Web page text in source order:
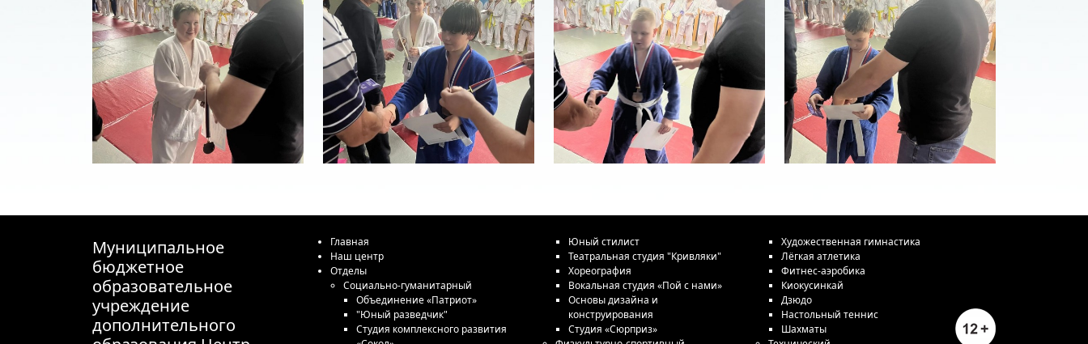
Муниципальное
бюджетное
образовательное
учреждение
дополнительного
Главная
Наш центр
Отделы
Социально-гуманитарный
Объединение «Патриот»
"Юный разведчик"
Студия комплексного развития
Юный стилист
Театральная студия "Кривляки"
Хореография
Вокальная студия «Пой с нами»
Основы дизайна и
конструирования
Студия «Сюрприз»
Художественная гимнастика
Лёгкая атлетика
Фитнес-аэробика
Киокусинкай
Дзюдо
Настольный теннис
Шахматы